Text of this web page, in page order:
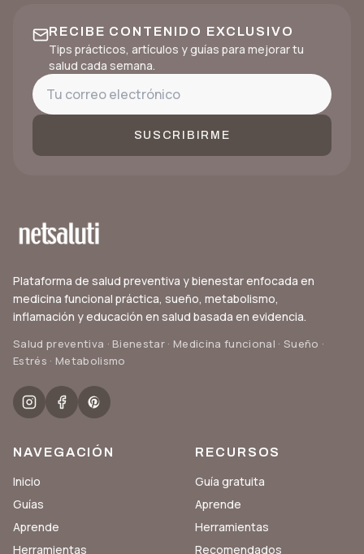
RECIBE CONTENIDO EXCLUSIVO
Tips prácticos, artículos y guías para mejorar tu
salud cada semana.
SUSCRIBIRME
Plataforma de salud preventiva y bienestar enfocada en
medicina funcional práctica, sueño, metabolismo,
inflamación y educación en salud basada en evidencia.
Salud preventiva · Bienestar · Medicina funcional · Sueño ·
Estrés · Metabolismo
NAVEGACIÓN
Inicio
Guías
Aprende
Herramientas
RECURSOS
Guía gratuita
Aprende
Herramientas
Recomendados